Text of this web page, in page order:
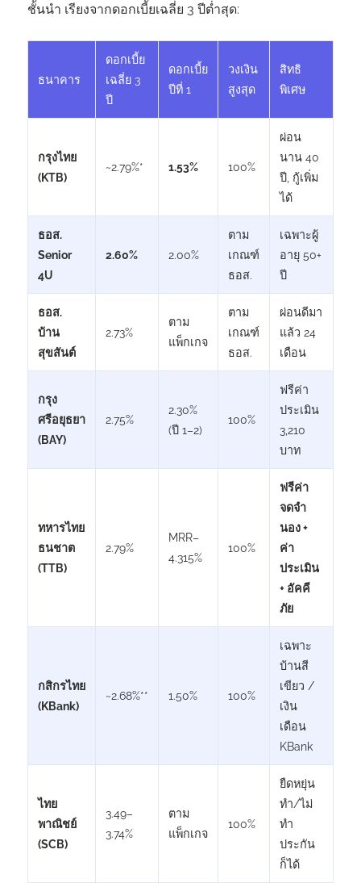
ชั้นนำ เรียงจากดอกเบี้ยเฉลี่ย 3 ปีต่ำสุด:
ธนาคาร
ดอกเบี้ย
เฉลี่ย 3
ปี
ดอกเบี้ย
ปีที่ 1
วงเงิน
สูงสุด
สิทธิ
พิเศษ
กรุงไทย
(KTB)
~2.79%* 1.53% 100%
ผ่อน
นาน 40
ปี, กู้เพิ่ม
ได้
ธอส.
Senior
4U
2.60% 2.00%
ตาม
เกณฑ์
ธอส.
เฉพาะผู้
อายุ 50+
ปี
ธอส.
บ้าน
สุขสันต์
2.73%
ตาม
แพ็กเกจ
ตาม
เกณฑ์
ธอส.
ผ่อนดีมา
แล้ว 24
เดือน
กรุง
ศรีอยุธยา
(BAY)
2.75%
2.30%
(ปี 1–2)
100%
ฟรีค่า
ประเมิน
3,210
บาท
ทหารไทย
ธนชาต
(TTB)
2.79%
MRR–
4.315%
100%
ฟรีค่า
จดจำ
นอง +
ค่า
ประเมิน
+ อัคคี
ภัย
กสิกรไทย
(KBank)
~2.68%** 1.50% 100%
เฉพาะ
บ้านสี
เขียว /
เงิน
เดือน
KBank
ไทย
พาณิชย์
(SCB)
3.49–
3.74%
ตาม
แพ็กเกจ
100%
ยืดหยุ่น
ทำ/ไม่
ทำ
ประกัน
ก็ได้